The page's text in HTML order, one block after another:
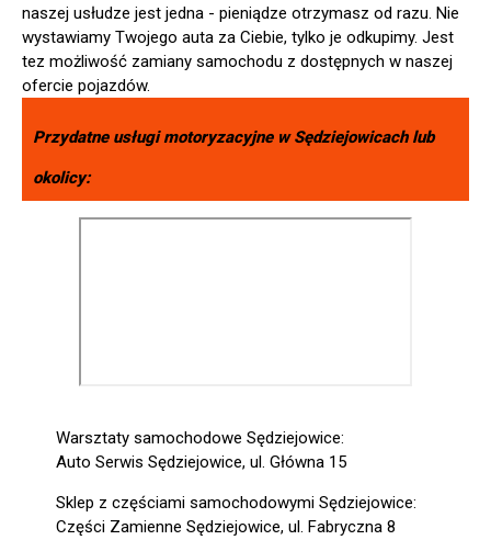
naszej usłudze jest jedna - pieniądze otrzymasz od razu. Nie
wystawiamy Twojego auta za Ciebie, tylko je odkupimy. Jest
tez możliwość zamiany samochodu z dostępnych w naszej
ofercie pojazdów.
Przydatne usługi motoryzacyjne wSędziejowicachlub
okolicy:
Warsztaty samochodowe Sędziejowice:
Auto Serwis Sędziejowice, ul. Główna 15
Sklep z częściami samochodowymi Sędziejowice:
Części Zamienne Sędziejowice, ul. Fabryczna 8